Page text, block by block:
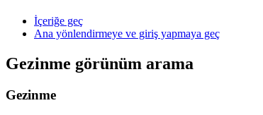
İçeriğe geç
Ana yönlendirmeye ve giriş yapmaya geç
Gezinme görünüm arama
Gezinme